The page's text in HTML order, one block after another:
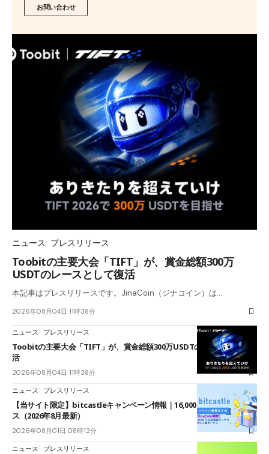
お問い合わせ
ニュース プレスリリース
Toobitの主要大会「TIFT」が、賞金総額300万
USDTのレースとして復活
本記事はプレスリリースです。JinaCoin（ジナコイン）は…
2026年08月04日 11時38分
ニュース プレスリリース
Toobitの主要大会「TIFT」が、賞金総額300万USDTのレースとして復
活
2026年08月04日 11時38分
ニュース プレスリリース
【当サイト限定】bitcastleキャンペーン情報｜16,000円口座開設ボーナ
ス（2026年8月最新）
2026年08月01日 08時12分
ニュース プレスリリース